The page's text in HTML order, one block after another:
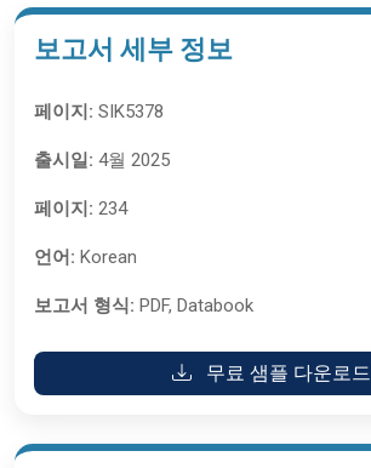
보고서 세부 정보
페이지: SIK5378
출시일: 4월 2025
페이지: 234
언어: Korean
보고서 형식: PDF, Databook
무료 샘플 다운로드